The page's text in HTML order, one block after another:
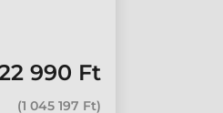
990 Ft
(1 045 197 Ft)